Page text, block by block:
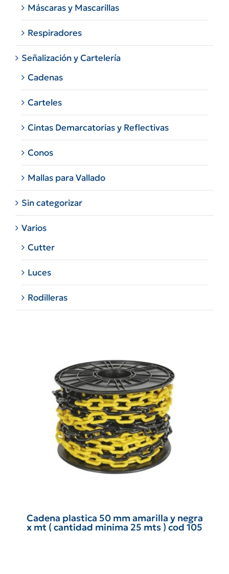
Máscaras y Mascarillas
Respiradores
Señalización y Cartelería
Cadenas
Carteles
Cintas Demarcatorias y Reflectivas
Conos
Mallas para Vallado
Sin categorizar
Varios
Cutter
Luces
Rodilleras
Cadena plastica 50 mm amarilla y negra
x mt ( cantidad minima 25 mts ) cod 105